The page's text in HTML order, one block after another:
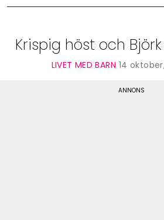
Krispig höst och
LIVET MED BARN 14